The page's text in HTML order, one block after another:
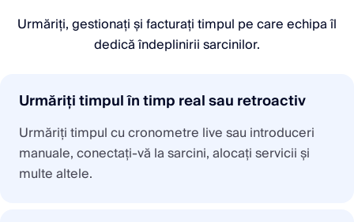
Urmăriți, gestionați și facturați timpul pe care echipa îl
dedică îndeplinirii sarcinilor.
Urmăriți timpul în timp real sau retroactiv
Urmăriți timpul cu cronometre live sau introduceri
manuale, conectați-vă la sarcini, alocați servicii și
multe altele.